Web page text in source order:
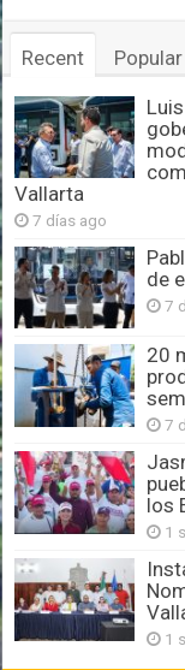
Recent Popular
Vallarta
7 días ago
de
7
20
7
los
1
1